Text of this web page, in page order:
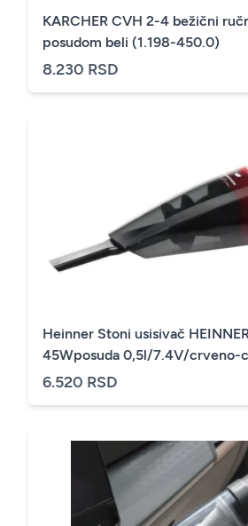
KARCHER CVH 2-4 bežični
posudom beli (1.198-450.0)
8.230 RSD
Heinner Stoni usisivač
45Wposuda 0,5l/7.4V/crveno-
6.520 RSD